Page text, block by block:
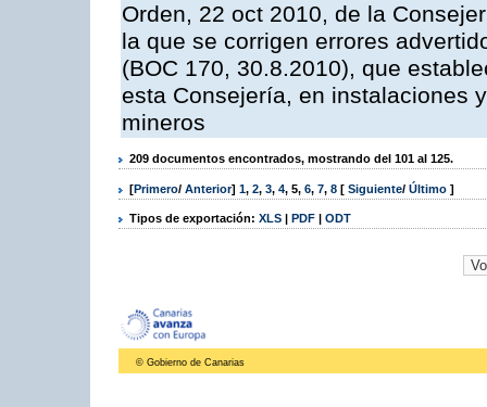
Orden, 22 oct 2010, de la
la que se corrigen errores
(BOC 170, 30.8.2010), que
esta Consejería, en instalaciones
mineros
209 documentos encontrados, mostrando del 101 al 125.
[Primero/ Anterior] 1, 2, 3, 4, 5, 6, 7, 8 [ Siguiente/ Último ]
Tipos de exportación: XLS | PDF | ODT
© Gobierno de Canarias